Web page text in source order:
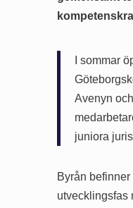
I sommar
Avenyn
juniora
Byrån
utvecklingsfas